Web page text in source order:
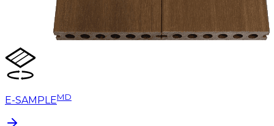
E-SAMPLEMD